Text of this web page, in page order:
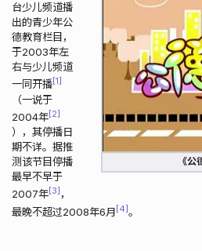
《
台少儿频道播
出的青少年公
德教育栏目，
于2003年左
右与少儿频道
一同开播 1
（一说于
2004年 2
），其停播日
期不详。据推
测该节目停播
最早不早于
2007年 3 ，
最晚不超过2008年6月 4 。